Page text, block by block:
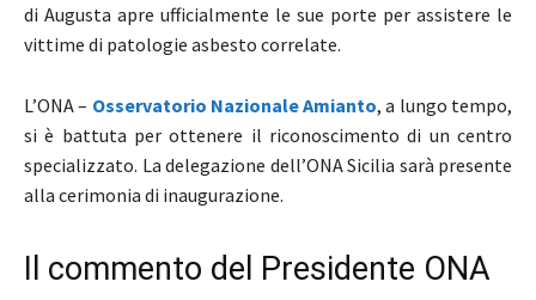
di Augusta apre ufficialmente le sue porte per assistere le
vittime di patologie asbesto correlate.
L’ONA – Osservatorio Nazionale Amianto, a lungo tempo,
si è battuta per ottenere il riconoscimento di un centro
specializzato. La delegazione dell’ONA Sicilia sarà presente
alla cerimonia di inaugurazione.
Il commento del Presidente ONA